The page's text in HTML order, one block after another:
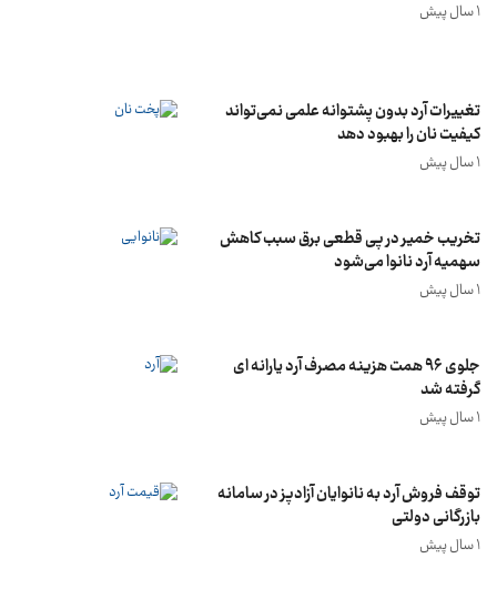
1 سال پیش
تغییرات آرد بدون پشتوانه علمی نمی‌تواند
کیفیت نان را بهبود دهد
1 سال پیش
تخریب خمیر در پی قطعی برق سبب کاهش
سهمیه آرد نانوا می‌شود
1 سال پیش
جلوی ٩۶ همت هزینه مصرف آرد یارانه ای
گرفته شد
1 سال پیش
توقف فروش آرد به نانوایان آزادپز در سامانه
بازرگانی دولتی
1 سال پیش